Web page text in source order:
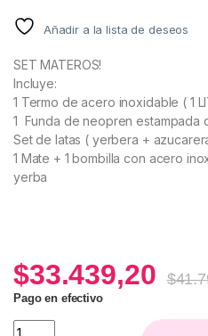
Añadir a la lista de deseos
SET MATEROS!
Incluye:
1 Termo de acero inoxidable ( 1
1 Funda de neopren estampada
Set de latas ( yerbera +
1 Mate + 1 bombilla con acero
yerba
$33.439,20 $
Pago en efectivo
Set matero STAR quantity